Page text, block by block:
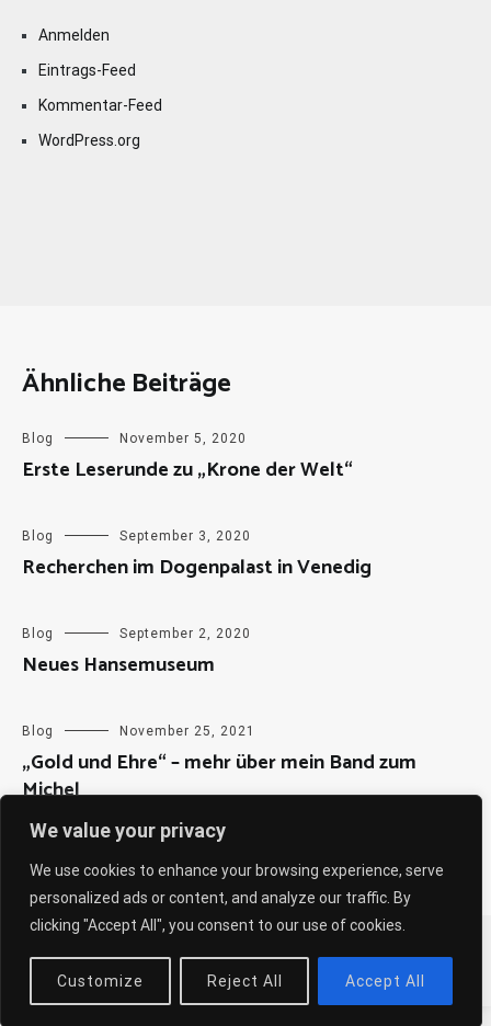
We value your privacy
We use cookies to enhance your browsing experience, serve
personalized ads or content, and analyze our traffic. By
clicking "Accept All", you consent to our use of cookies.
Customize Reject All Accept All
Anmelden
Eintrags-Feed
Kommentar-Feed
WordPress.org
Ähnliche Beiträge
Blog November 5, 2020
Erste Leserunde zu „Krone der Welt“
Blog September 3, 2020
Recherchen im Dogenpalast in Venedig
Blog September 2, 2020
Neues Hansemuseum
Blog November 25, 2021
„Gold und Ehre“ – mehr über mein Band zum
Michel